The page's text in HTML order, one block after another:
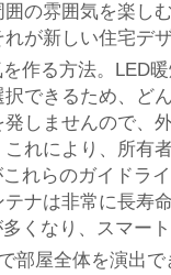
の雰囲気を楽し
が新しい住宅デ
作る方法。LED
できるため、ど
しませんので、
れにより、所有
れらのガイドラ
ナは非常に長寿
くなり、スマー
部屋全体を演出